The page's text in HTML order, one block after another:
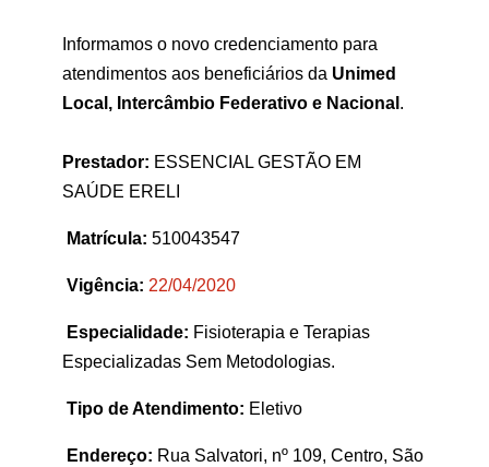
Informamos o novo credenciamento para
atendimentos aos beneficiários da Unimed
Local, Intercâmbio Federativo e Nacional .
Prestador: ESSENCIAL GESTÃO EM
SAÚDE ERELI
Matrícula: 510043547
Vigência: 22/04/2020
Especialidade: Fisioterapia e Terapias
Especializadas Sem Metodologias.
Tipo de Atendimento: Eletivo
Endereço: Rua Salvatori, nº 109, Centro, São